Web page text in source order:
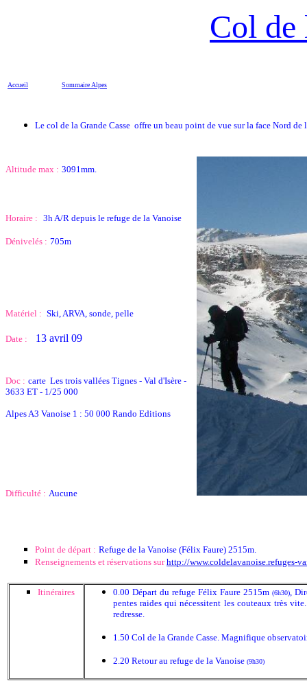
Col de
Accueil Sommaire Alpes
Le col de la Grande Casse offre un beau point de vue sur la face Nord
Altitude max : 3091mm.
Horaire : 3h A/R depuis le refuge de la Vanoise
Dénivelés : 705m
Matériel : Ski, ARVA, sonde, pelle
Date : 13 avril 09
Doc : carte Les trois vallées Tignes - Val d'Isère -
3633 ET - 1/25 000
Alpes A3 Vanoise 1 : 50 000 Rando Editions
Difficulté : Aucune
Point de départ : Refuge de la Vanoise (Félix Faure) 2515m.
Renseignements et réservations sur http://www.coldelavanoise.refuges-
Itinéraires 0.00 Départ du refuge Félix Faure 2515m(6h30),
pentes raides qui nécessitent les couteaux très
redresse.
1.50 Col de la Grande Casse. Magnifique
2.20 Retour au refuge de la Vanoise (9h30)